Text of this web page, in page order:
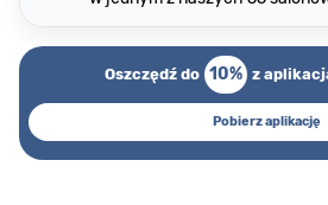
Oszczędź do 10% z
Pobierz aplikację